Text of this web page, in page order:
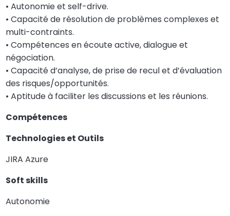
• Autonomie et self-drive.
• Capacité de résolution de problèmes complexes et
multi-contraints.
• Compétences en écoute active, dialogue et
négociation.
• Capacité d’analyse, de prise de recul et d’évaluation
des risques/opportunités.
• Aptitude à faciliter les discussions et les réunions.
Compétences
Technologies et Outils
JIRA Azure
Soft skills
Autonomie